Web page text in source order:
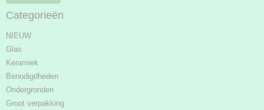
Categorieën
NIEUW
Glas
Keramiek
Benodigdheden
Ondergronden
Groot verpakking